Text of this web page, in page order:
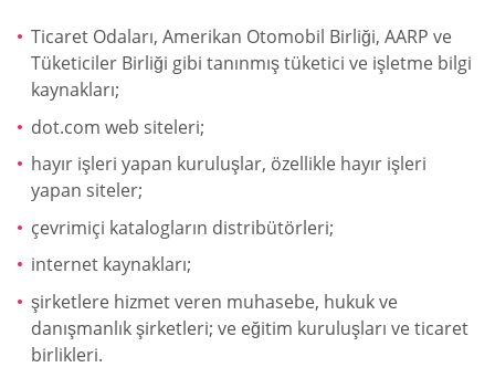
Ticaret Odaları, Amerikan Otomobil Birliği, AARP ve
Tüketiciler Birliği gibi tanınmış tüketici ve işletme bilgi
kaynakları;
dot.com web siteleri;
hayır işleri yapan kuruluşlar, özellikle hayır işleri
yapan siteler;
çevrimiçi katalogların distribütörleri;
internet kaynakları;
şirketlere hizmet veren muhasebe, hukuk ve
danışmanlık şirketleri; ve eğitim kuruluşları ve ticaret
birlikleri.